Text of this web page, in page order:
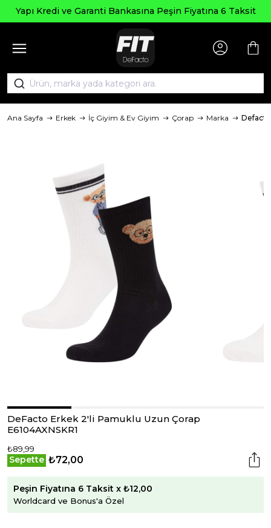
ve Garanti Bankasına Peşin Fiyatına 6 Taksit
Ana Sayfa Erkek İç Giyim & Ev Giyim Çorap Marka Defacto
DeFacto Erkek 2'li Pamuklu Uzun Çorap
E6104AXNSKR1
₺89,99
Sepette ₺72,00
Peşin Fiyatına 6 Taksit x ₺12,00
Worldcard ve Bonus'a Özel